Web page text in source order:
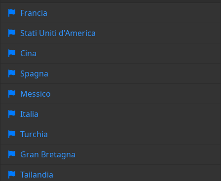
Francia
Stati Uniti d'America
Cina
Spagna
Messico
Italia
Turchia
Gran Bretagna
Tailandia